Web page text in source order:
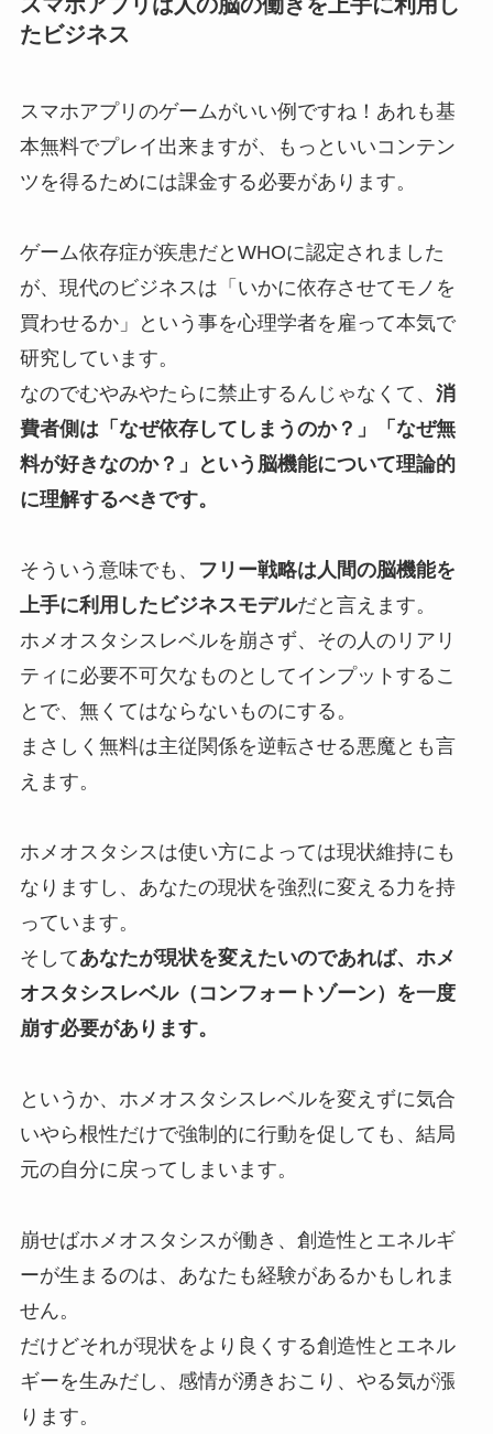
スマホアプリは人の脳の働きを上手に利用し
たビジネス
スマホアプリのゲームがいい例ですね！あれも基
本無料でプレイ出来ますが、もっといいコンテン
ツを得るためには課金する必要があります。
ゲーム依存症が疾患だとWHOに認定されました
が、現代のビジネスは「いかに依存させてモノを
買わせるか」という事を心理学者を雇って本気で
研究しています。
なのでむやみやたらに禁止するんじゃなくて、 消
費者側は「なぜ依存してしまうのか？」「なぜ無
料が好きなのか？」という脳機能について理論的
に理解するべきです。
そういう意味でも、
フリー戦略は人間の脳機能を
上手に利用したビジネスモデルだと言えます。
ホメオスタシスレベルを崩さず、その人のリアリ
ティに必要不可欠なものとしてインプットするこ
とで、無くてはならないものにする。
まさしく無料は主従関係を逆転させる悪魔とも言
えます。
ホメオスタシスは使い方によっては現状維持にも
なりますし、あなたの現状を強烈に変える力を持
っています。
そしてあなたが現状を変えたいのであれば、ホメ
オスタシスレベル（コンフォートゾーン）を一度
崩す必要があります。
というか、ホメオスタシスレベルを変えずに気合
いやら根性だけで強制的に行動を促しても、結局
元の自分に戻ってしまいます。
崩せばホメオスタシスが働き、創造性とエネルギ
ーが生まるのは、あなたも経験があるかもしれま
せん。
だけどそれが現状をより良くする創造性とエネル
ギーを生みだし、感情が湧きおこり、やる気が漲
ります。